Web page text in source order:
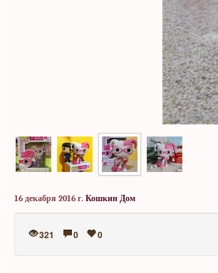
16 декабря 2016 г. Кошкин Дом
321 0 0